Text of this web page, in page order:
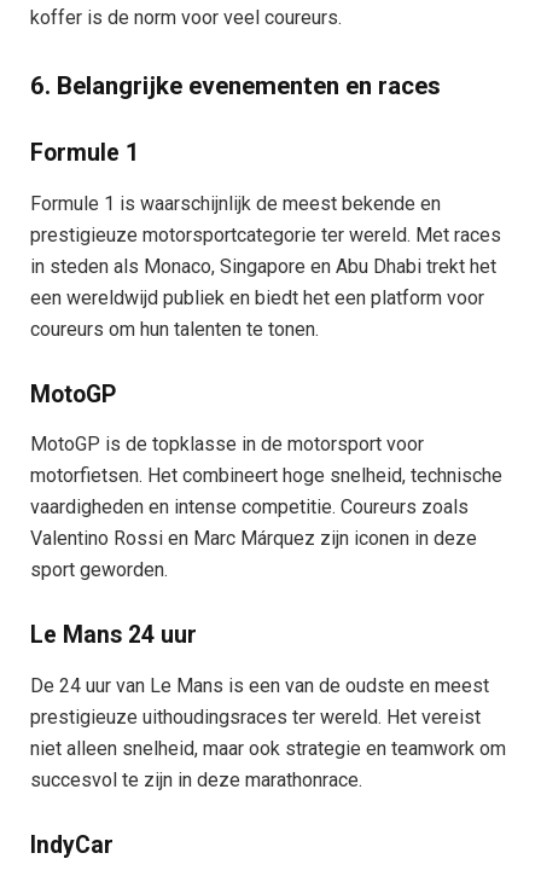
koffer is de norm voor veel coureurs.
6. Belangrijke evenementen en races
Formule 1
Formule 1 is waarschijnlijk de meest bekende en
prestigieuze motorsportcategorie ter wereld. Met races
in steden als Monaco, Singapore en Abu Dhabi trekt het
een wereldwijd publiek en biedt het een platform voor
coureurs om hun talenten te tonen.
MotoGP
MotoGP is de topklasse in de motorsport voor
motorfietsen. Het combineert hoge snelheid, technische
vaardigheden en intense competitie. Coureurs zoals
Valentino Rossi en Marc Márquez zijn iconen in deze
sport geworden.
Le Mans 24 uur
De 24 uur van Le Mans is een van de oudste en meest
prestigieuze uithoudingsraces ter wereld. Het vereist
niet alleen snelheid, maar ook strategie en teamwork om
succesvol te zijn in deze marathonrace.
IndyCar